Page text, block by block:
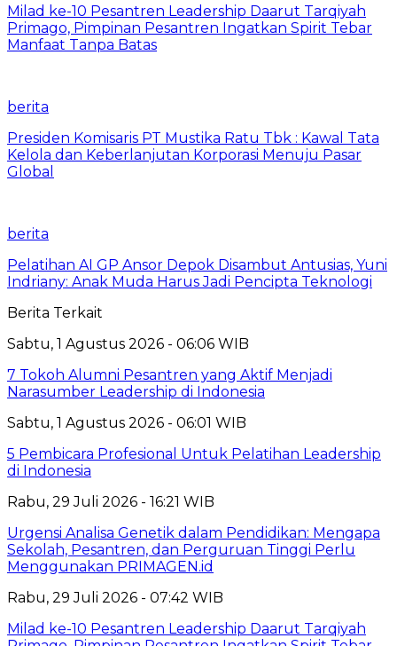
Milad ke-10 Pesantren Leadership Daarut Tarqiyah
Primago, Pimpinan Pesantren Ingatkan Spirit Tebar
Manfaat Tanpa Batas
berita
Presiden Komisaris PT Mustika Ratu Tbk : Kawal Tata
Kelola dan Keberlanjutan Korporasi Menuju Pasar
Global
berita
Pelatihan AI GP Ansor Depok Disambut Antusias, Yuni
Indriany: Anak Muda Harus Jadi Pencipta Teknologi
Berita Terkait
Sabtu, 1 Agustus 2026 - 06:06 WIB
7 Tokoh Alumni Pesantren yang Aktif Menjadi
Narasumber Leadership di Indonesia
Sabtu, 1 Agustus 2026 - 06:01 WIB
5 Pembicara Profesional Untuk Pelatihan Leadership
di Indonesia
Rabu, 29 Juli 2026 - 16:21 WIB
Urgensi Analisa Genetik dalam Pendidikan: Mengapa
Sekolah, Pesantren, dan Perguruan Tinggi Perlu
Menggunakan PRIMAGEN.id
Rabu, 29 Juli 2026 - 07:42 WIB
Milad ke-10 Pesantren Leadership Daarut Tarqiyah